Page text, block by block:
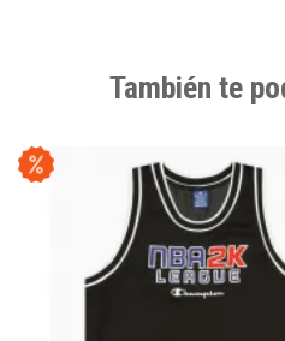
También te